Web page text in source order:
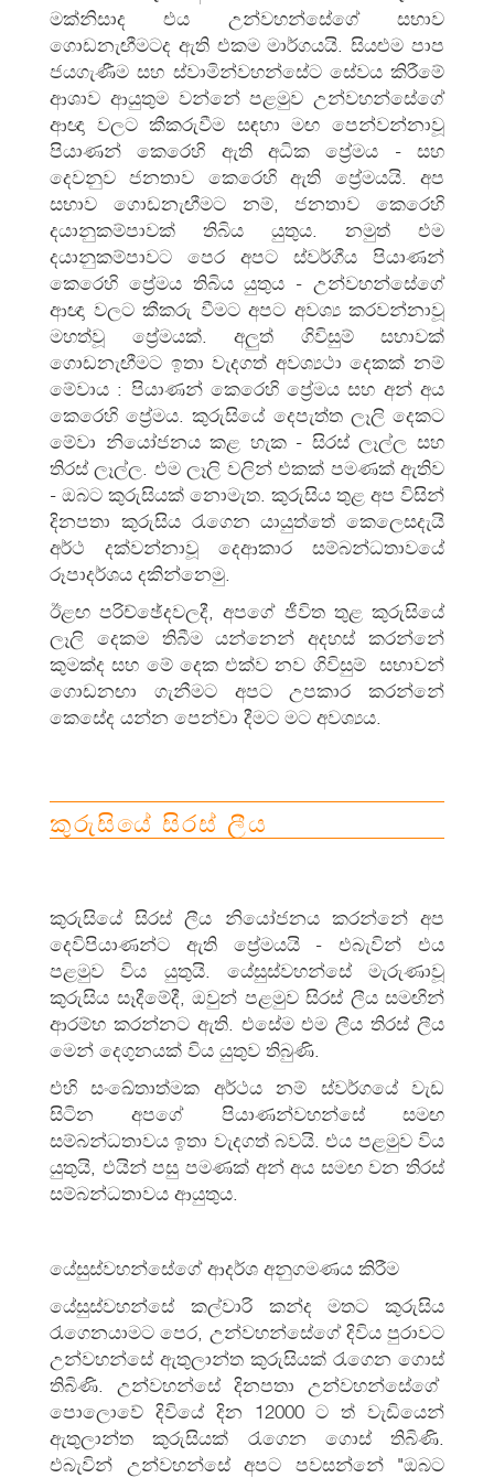
මක්නිසාද එය උන්වහන්සේගේ සභාව
ගොඩනැඟීමටද ඇති එකම මාර්ගයයි. සියළුම පාප
ජයගැණීම සහ ස්වාමින්වහන්සේට සේවය කිරීමේ
ආශාව ආයුතුම වන්නේ පළමුව උන්වහන්සේගේ
ආඥා වලට කීකරුවීම සඳහා මඟ පෙන්වන්නාවූ
පියාණන් කෙරෙහි ඇති අධික ප්‍රේමය - සහ
දෙවනුව ජනතාව කෙරෙහි ඇති ප්‍රේමයයි. අප
සභාව ගොඩනැඟීමට නම්, ජනතාව කෙරෙහි
දයානුකම්පාවක් තිබිය යුතුය. නමුත් එම
දයානුකම්පාවට පෙර අපට ස්වර්ගීය පියාණන්
කෙරෙහි ප්‍රේමය තිබිය යුතුය - උන්වහන්සේගේ
ආඥා වලට කීකරු වීමට අපට අවශ්‍ය කරවන්නාවූ
මහත්වූ ප්‍රේමයක්. අලුත් ගිවිසුම් සභාවක්
ගොඩනැඟීමට ඉතා වැදගත් අවශ්‍යථා දෙකක් නම්
මේවාය : පියාණන් කෙරෙහි ප්‍රේමය සහ අන් අය
කෙරෙහි ප්‍රේමය. කුරුසියේ දෙපැත්ත ලෑලි දෙකට
මේවා නියෝජනය කළ හැක - සිරස් ලෑල්ල සහ
තිරස් ලෑල්ල. එම ලෑලි වලින් එකක් පමණක් ඇතිව
- ඔබට කුරුසියක් නොමැත. කුරුසිය තුළ අප විසින්
දිනපතා කුරුසිය රැගෙන යායුත්තේ කෙලෙසදැයි
අර්ථ දක්වන්නාවූ දෙආකාර සම්බන්‍ධතාවයේ
රූපාදර්ශය දකින්නෙමු.
ඊළඟ පරිච්ඡේදවලදී, අපගේ ජීවිත තුළ කුරුසියේ
ලෑලි දෙකම තිබීම යන්නෙන් අදහස් කරන්නේ
කුමක්ද සහ මේ දෙක එක්ව නව ගිවිසුම් සභාවන්
ගොඩනඟා ගැනීමට අපට උපකාර කරන්නේ
කෙසේද යන්න පෙන්වා දීමට මට අවශ්‍යය.
කුරුසියේ සිරස් ලීය
කුරුසියේ සිරස් ලීය නියෝජනය කරන්නේ අප
දෙවිපියාණන්ට ඇති ප්‍රේමයයි - එබැවින් එය
පළමුව විය යුතුයි. යේසුස්වහන්සේ මැරුණාවූ
කුරුසිය සෑදීමේදී, ඔවුන් පළමුව සිරස් ලීය සමඟින්
ආරම්භ කරන්නට ඇති. එසේම එම ලීය තිරස් ලීය
මෙන් දෙගුනයක් විය යුතුව තිබුණි.
එහි සංඛේතාත්මක අර්ථය නම් ස්වර්ගයේ වැඩ
සිටින අපගේ පියාණන්වහන්සේ සමඟ
සම්බන්‍ධතාවය ඉතා වැදගත් බවයි. එය පළමුව විය
යුතුයි, එයින් පසු පමණක් අන් අය සමඟ වන තිරස්
සම්බන්‍ධතාවය ආයුතුය.
යේසුස්වහන්සේගේ ආදර්ශ අනුගමණය කිරීම
යේසුස්වහන්සේ කල්වාරි කන්ද මතට කුරුසිය
රැගෙනයාමට පෙර, උන්වහන්සේගේ දිවිය පුරාවට
උන්වහන්සේ ඇතුලාන්ත කුරුසියක් රැගෙන ගොස්
තිබිණි. උන්වහන්සේ දිනපතා උන්වහන්සේගේ
පොලොවේ දිවියේ දින 12000 ට ත් වැඩියෙන්
ඇතුලාන්ත කුරුසියක් රැගෙන ගොස් තිබිණි.
එබැවින් උන්වහන්සේ අපට පවසන්නේ "ඔබට